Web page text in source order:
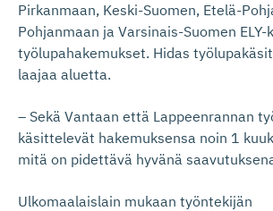
Pirkanmaan, Keski-Suomen, Etelä-
Pohjanmaan ja Varsinais-Suomen
työlupahakemukset. Hidas
laajaa aluetta.
– Sekä Vantaan että Lappeenrannan
käsittelevät hakemuksensa noin 1
mitä on pidettävä hyvänä
Ulkomaalaislain mukaan työntekijän